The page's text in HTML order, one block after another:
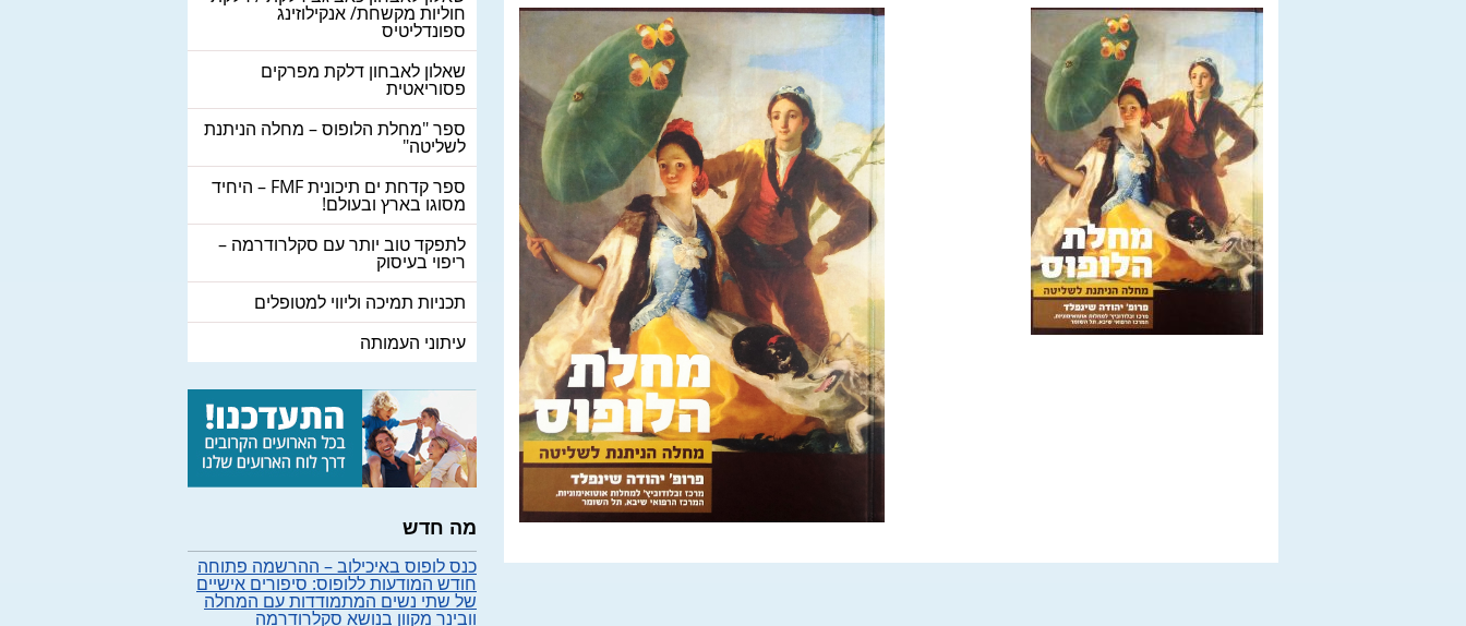
חוליות מקשחת/ אנקילוזינג
ספונדליטיס
שאלון לאבחון דלקת מפרקים
פסוריאטית
ספר "מחלת הלופוס – מחלה הניתנת
לשליטה"
ספר קדחת ים תיכונית FMF – היחיד
מסוגו בארץ ובעולם!
לתפקד טוב יותר עם סקלרודרמה –
ריפוי בעיסוק
תכניות תמיכה וליווי למטופלים
עיתוני העמותה
מה חדש
כנס לופוס באיכילוב – ההרשמה פתוחה
חודש המודעות ללופוס: סיפורים אישיים
של שתי נשים המתמודדות עם המחלה
וובינר מקוון בנושא סקלרודרמה